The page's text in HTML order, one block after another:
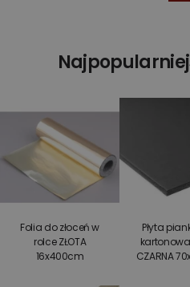
Folia do złoceń w
rolce ZŁOTA
16x400cm
Płyta
CZARNA